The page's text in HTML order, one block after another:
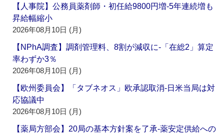
【人事院】公務員薬剤師・初任給9800円増‐5年連続増も
昇給幅縮小
2026年08月10日 (月)
【NPhA調査】調剤管理料、8割が減収に‐「在総2」算定
率わずか3％
2026年08月10日 (月)
【欧州委員会】「タブネオス」欧承認取消‐日米当局は対
応協議中
2026年08月10日 (月)
【薬局方部会】20局の基本方針案を了承‐薬安定供給への